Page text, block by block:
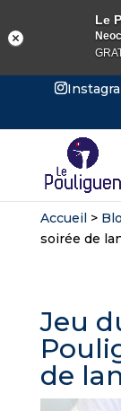
Accueil>
soirée de
Jeu
de
Le